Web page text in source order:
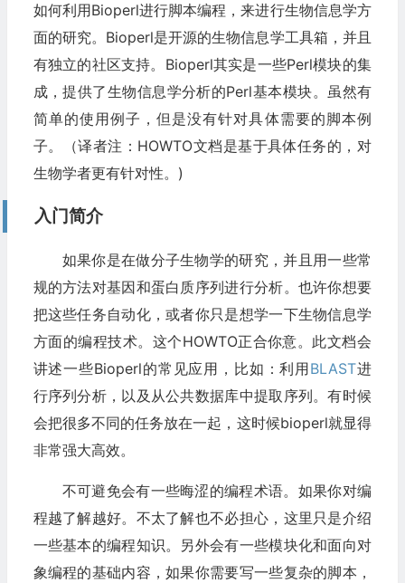
如何利用Bioperl进行脚本编程，来进行生物信息学方
面的研究。Bioperl是开源的生物信息学工具箱，并且
有独立的社区支持。Bioperl其实是一些Perl模块的集
成，提供了生物信息学分析的Perl基本模块。虽然有
简单的使用例子，但是没有针对具体需要的脚本例
子。（译者注：HOWTO文档是基于具体任务的，对
生物学者更有针对性。)
入门简介
如果你是在做分子生物学的研究，并且用一些常
规的方法对基因和蛋白质序列进行分析。也许你想要
把这些任务自动化，或者你只是想学一下生物信息学
方面的编程技术。这个HOWTO正合你意。此文档会
讲述一些Bioperl的常见应用，比如：利用BLAST进
行序列分析，以及从公共数据库中提取序列。有时候
会把很多不同的任务放在一起，这时候bioperl就显得
非常强大高效。
不可避免会有一些晦涩的编程术语。如果你对编
程越了解越好。不太了解也不必担心，这里只是介绍
一些基本的编程知识。另外会有一些模块化和面向对
象编程的基础内容，如果你需要写一些复杂的脚本，